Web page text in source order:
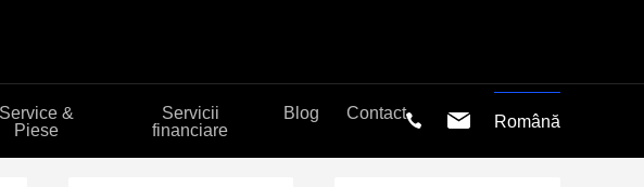
Service &
Piese
Servicii
financiare
Blog Contact Română